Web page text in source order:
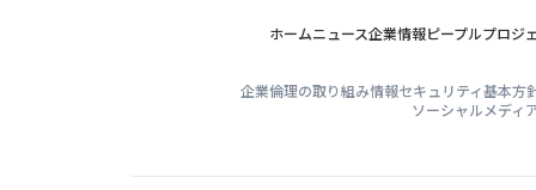
ホームニュース企業情報ピープルプロジ
企業倫理の取り組み情報セキュリティ基本方
ソーシャルメディ